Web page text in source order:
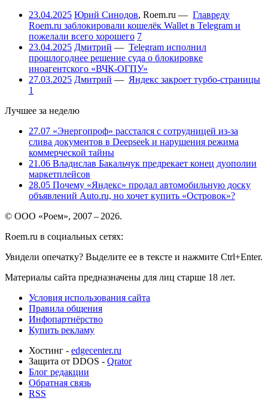
23.04.2025 Юрий Синодов, Roem.ru — Главреду
Roem.ru заблокировали кошелёк Wallet в Telegram и
пожелали всего хорошего 7
23.04.2025 Дмитрий — Telegram исполнил
прошлогоднее решение суда о блокировке
иноагентского «ВЧК-ОГПУ»
27.03.2025 Дмитрий — Яндекс закроет турбо-страницы
1
Лучшее за неделю
27.07 «Энергопроф» расстался с сотрудницей из-за
слива документов в Deepseek и нарушения режима
коммерческой тайны
21.06 Владислав Бакальчук предрекает конец дуополии
маркетплейсов
28.05 Почему «Яндекс» продал автомобильную доску
объявлений Auto.ru, но хочет купить «Островок»?
© ООО «Роем», 2007 – 2026.
Roem.ru в социальных сетях:
Увидели опечатку? Выделите ее в тексте и нажмите Ctrl+Enter.
Материалы сайта предназначены для лиц старше 18 лет.
Условия использования сайта
Правила общения
Инфопартнёрство
Купить рекламу
Хостинг - edgecenter.ru
Защита от DDOS - Qrator
Блог редакции
Обратная связь
RSS